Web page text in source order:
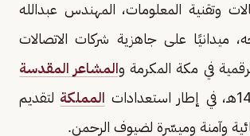
وتقنية المعلومات، المهندس عبدالله
ميدانيًا على جاهزية شركات الاتصالات
في مكة المكرمة والمشاعر المقدسة
المملكة لتقديم
وآمنة وميسّرة لضيوف الرحمن.